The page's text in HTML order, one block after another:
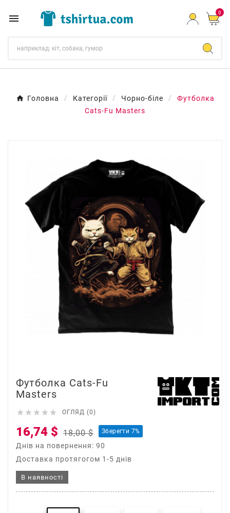
 0
Головна Категорії Чорно-біле
Футболка
Cats-Fu Masters
Футболка Cats-Fu
Masters
     ОГЛЯД (0)
16,74 $ 18,00 $ Зберегти 7%
Днів на повернення: 90
Доставка протягогом 1-5 днів
В наявності